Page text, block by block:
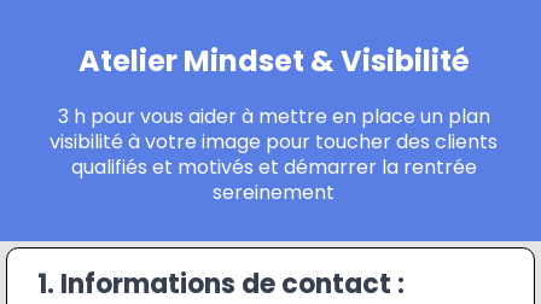
Atelier Mindset & Visibilité
3 h pour vous aider à mettre en place un plan
visibilité à votre image pour toucher des clients
qualifiés et motivés et démarrer la rentrée
sereinement
1. Informations de contact :